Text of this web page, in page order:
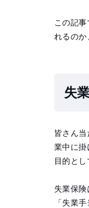
この記
れるのか
失
皆さん
業中に掛
目的とし
失業保
「失業